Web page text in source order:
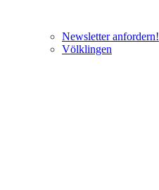
Newsletter anfordern!
Völklingen